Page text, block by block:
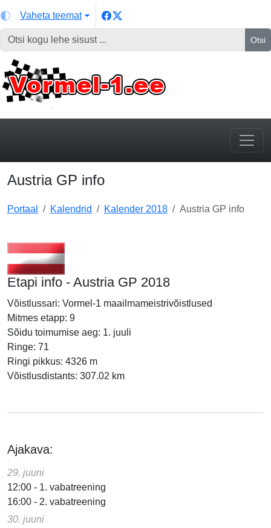
Vaheta teemat
Otsi
Austria GP info
Portaal Kalendrid Kalender 2018 Austria GP info
Etapi info - Austria GP 2018
Võistlussari: Vormel-1 maailmameistrivõistlused
Mitmes etapp: 9
Sõidu toimumise aeg: 1. juuli
Ringe: 71
Ringi pikkus: 4326 m
Võistlusdistants: 307.02 km
Ajakava:
29. juuni
12:00 - 1. vabatreening
16:00 - 2. vabatreening
30. juuni